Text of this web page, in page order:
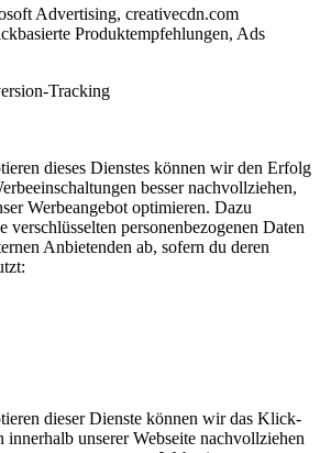
Advertising, creativecdn.com
Produktempfehlungen, Ads
Tracking
dieses Dienstes können wir den Erfolg
besser nachvollziehen,
Werbeangebot optimieren. Dazu
verschlüsselten personenbezogenen Daten
Anbietenden ab, sofern du deren
dieser Dienste können wir das Klick-
innerhalb unserer Webseite nachvollziehen